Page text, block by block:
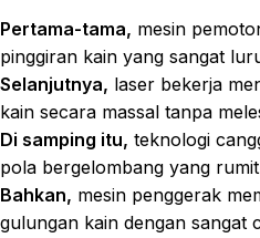
Pertama-tama, mesin
pinggiran kain yang sangat
Selanjutnya, laser bekerja
kain secara massal tanpa
Di samping itu, teknologi
pola bergelombang yang
Bahkan, mesin penggerak
gulungan kain dengan sangat